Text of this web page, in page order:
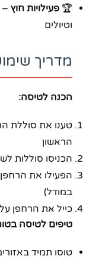
🏆 פעילויות חוץ –
וטיולים
מדריך
הכנה לטיסה:
טענו את סוללת
הראשון
הכניסו סוללות
במודל)
כייל את הרחפן
טיפים לטיסה
טוסו תמיד